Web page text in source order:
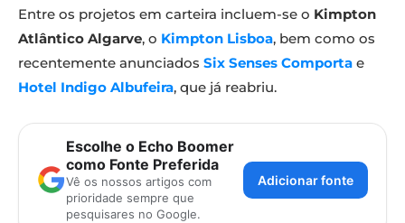
Entre os projetos em carteira incluem-se o Kimpton
Atlântico Algarve, o Kimpton Lisboa, bem como os
recentemente anunciados Six Senses Comporta e
Hotel Indigo Albufeira, que já reabriu.
Escolhe o Echo Boomer
como Fonte Preferida
Vê os nossos artigos com
prioridade sempre que
pesquisares no Google.
Adicionar fonte